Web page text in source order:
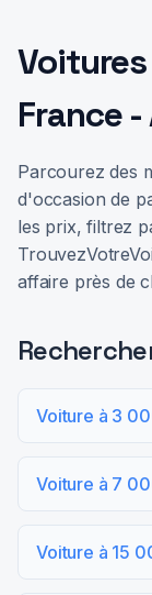
France
Parcourez des
d'occasion de
les prix, filtrez
affaire près de
Voiture à 3
Voiture à 7
Voiture à 15